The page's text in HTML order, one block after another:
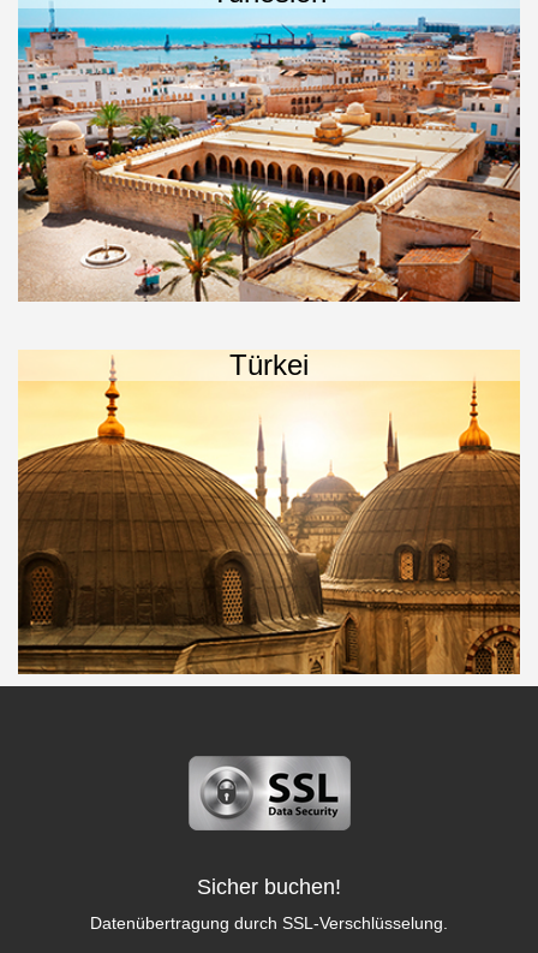
Türkei
Sicher buchen!
Datenübertragung durch SSL-Verschlüsselung.